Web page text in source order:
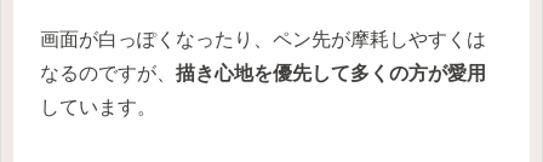
画面が白っぽくなったり、ペン先が摩耗しやすくは
なるのですが、 描き心地を優先して多くの方が愛用
しています。